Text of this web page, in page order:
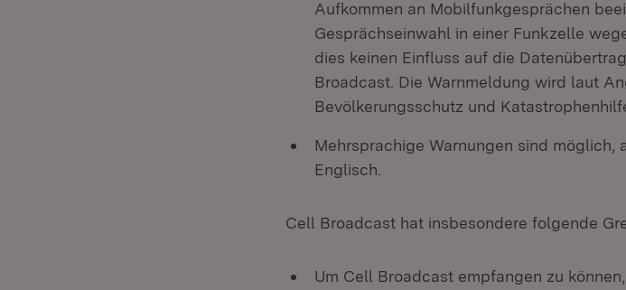
Aufkommen an Mobilfunkgesprächen
Gesprächseinwahl in einer Funkzelle
dies keinen Einfluss auf die
Broadcast. Die Warnmeldung wird laut
Bevölkerungsschutz und
Mehrsprachige Warnungen sind
Englisch.
Cell Broadcast hat insbesondere folgende
Um Cell Broadcast empfangen zu